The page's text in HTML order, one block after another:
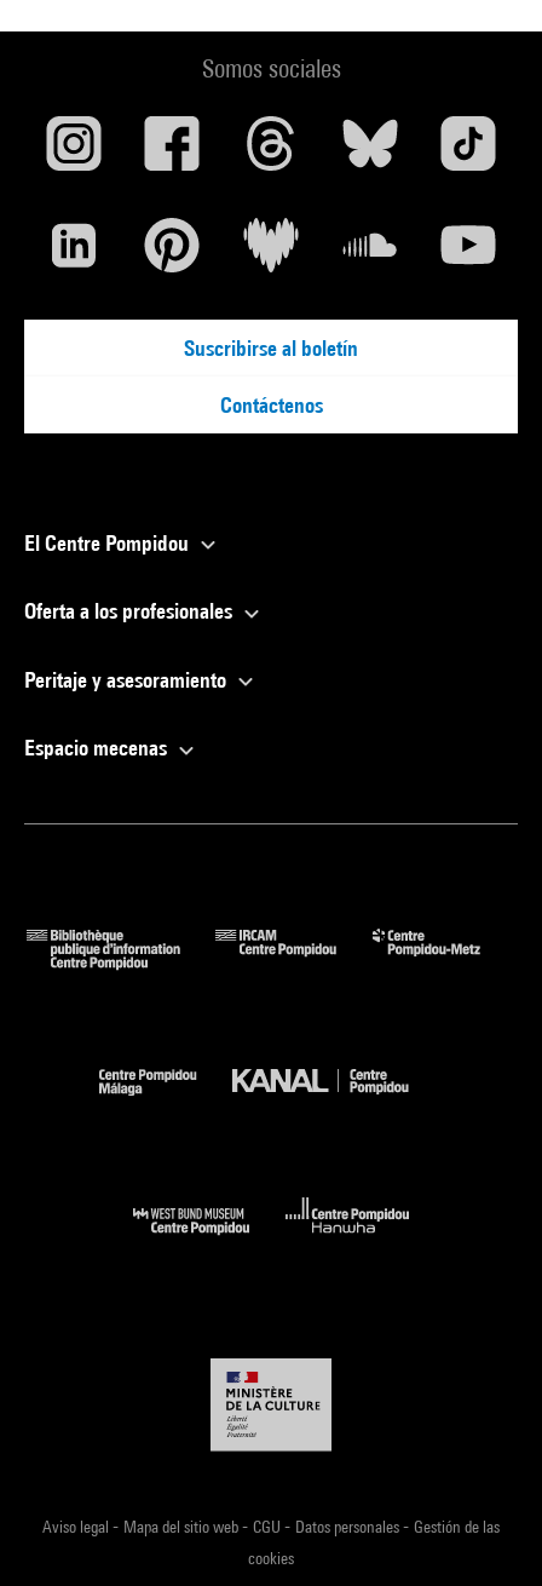
Somos sociales
Suscribirse al boletín
Contáctenos
El Centre Pompidou
Oferta a los profesionales
Peritaje y asesoramiento
Espacio mecenas
Aviso legal - Mapa del sitio web- CGU - Datos personales- Gestión de las
cookies